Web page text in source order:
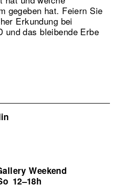
gegeben hat. Feiern Sie
Erkundung bei
und das bleibende Erbe
Weekend
12–18h